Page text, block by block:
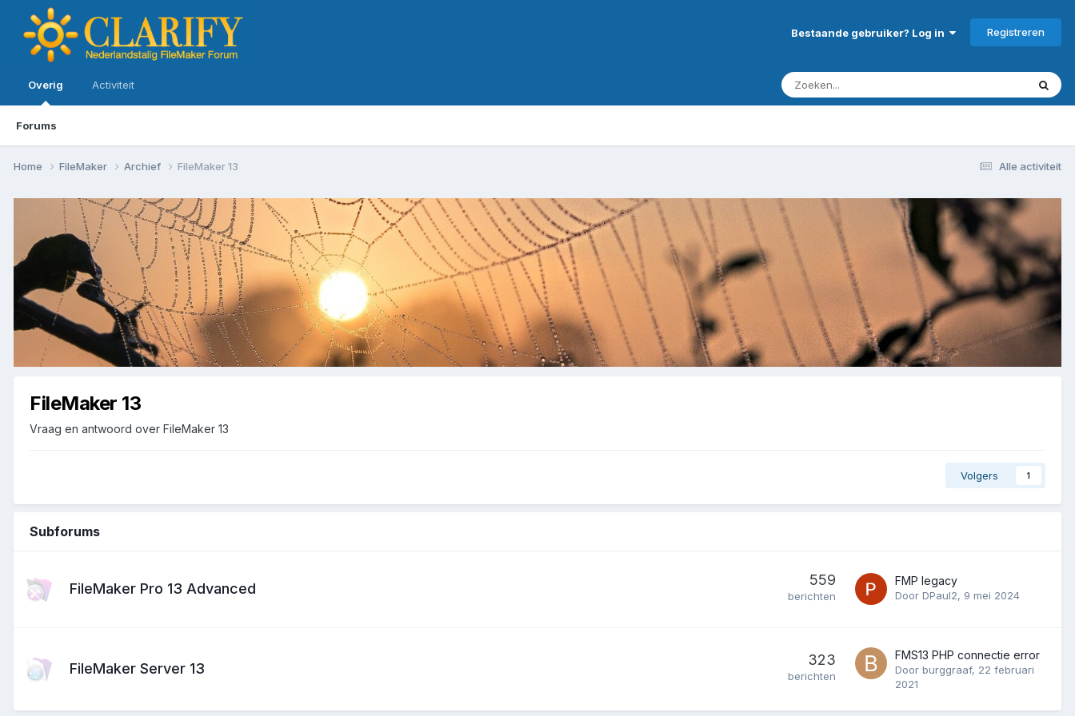
Bestaande gebruiker? Log in Registreren
Overig
Forums
Activiteit
Alle activiteit
Home FileMaker Archief FileMaker 13
FileMaker 13
Vraag en antwoord over FileMaker 13
Volgers 1
Subforums
FileMaker Pro 13 Advanced
559
berichten
FMP legacy
Door DPaul2, 9 mei 2024
FileMaker Server 13
323
berichten
FMS13 PHP connectie error
Door burggraaf, 22 februari
2021